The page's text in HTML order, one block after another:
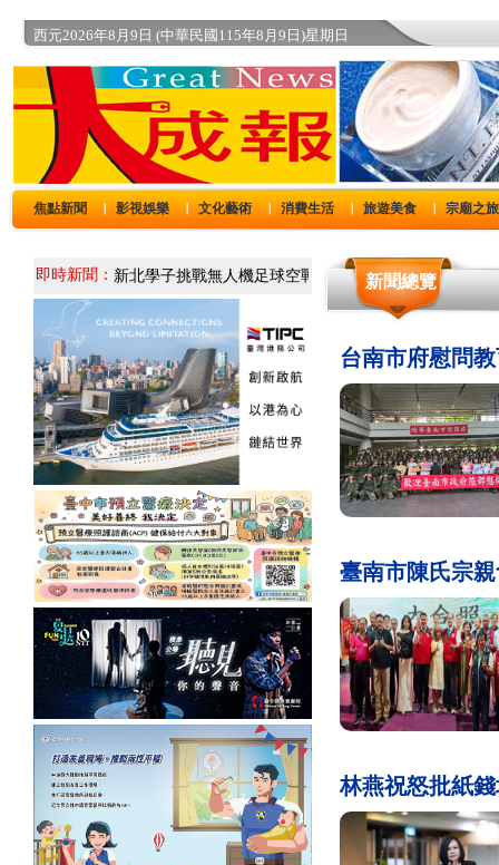
西元2026年8月9日 (中華民國115年8月9日)星期日
焦點新聞 影視娛樂 文化藝術 消費生活 旅遊美食 宗廟之旅
即時新聞： 新聞總覽
台南市府慰問
臺南市陳氏宗
林燕祝怒批紙